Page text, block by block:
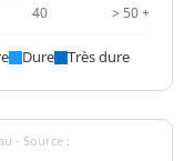
<=250 mg/L
40 > 50 +
Dure Très dure
- Source :